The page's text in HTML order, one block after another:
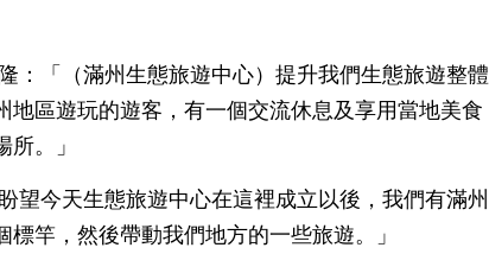
：「（滿州生態旅遊中心）提升我們生態旅遊整體
地區遊玩的遊客，有一個交流休息及享用當地美食
。」
望今天生態旅遊中心在這裡成立以後，我們有滿州
竿，然後帶動我們地方的一些旅遊。」